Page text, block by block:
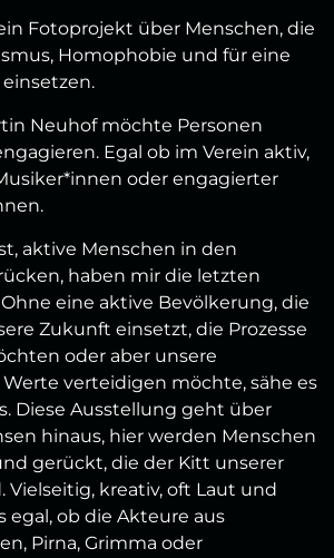
Fotoprojekt über Menschen, die
Homophobie und für eine
Neuhof möchte Personen
Egal ob im Verein aktiv,
oder engagierter
aktive Menschen in den
haben mir die letzten
eine aktive Bevölkerung, die
Zukunft einsetzt, die Prozesse
oder aber unsere
verteidigen möchte, sähe es
Diese Ausstellung geht über
hinaus, hier werden Menschen
gerückt, die der Kitt unserer
Vielseitig, kreativ, oft Laut und
egal, ob die Akteure aus
Pirna, Grimma oder